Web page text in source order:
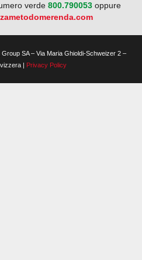
verde 800.790053 oppure
SA – Via Maria Ghioldi-Schweizer 2 –
| Privacy Policy